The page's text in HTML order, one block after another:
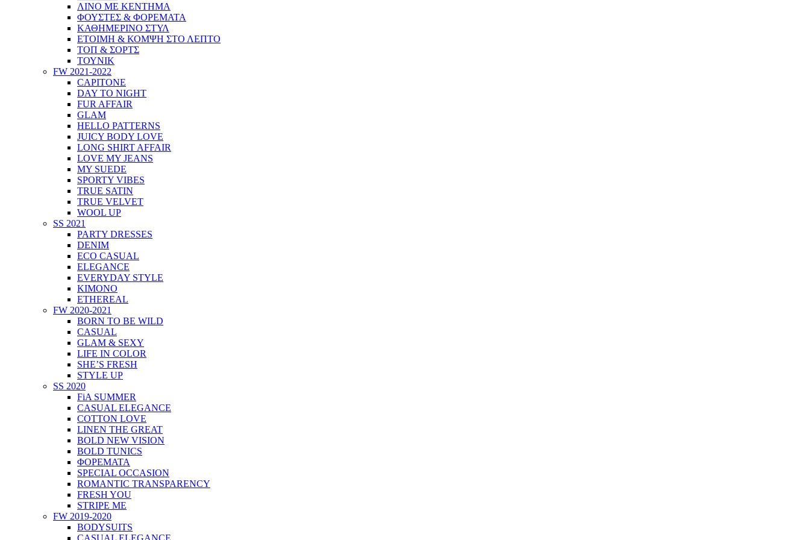
ΛΙΝΟ ΜΕ ΚΕΝΤΗΜΑ
ΦΟΥΣΤΕΣ & ΦΟΡΕΜΑΤΑ
ΚΑΘΗΜΕΡΙΝΟ ΣΤΥΛ
ΕΤΟΙΜΗ & ΚΟΜΨΗ ΣΤΟ ΛΕΠΤΟ
ΤΟΠ & ΣΟΡΤΣ
ΤΟΥΝΙΚ
FW 2021-2022
CAPITONE
DAY TO NIGHT
FUR AFFAIR
GLAM
HELLO PATTERNS
JUICY BODY LOVE
LONG SHIRT AFFAIR
LOVE MY JEANS
MY SUEDE
SPORTY VIBES
TRUE SATIN
TRUE VELVET
WOOL UP
SS 2021
PARTY DRESSES
DENIM
ECO CASUAL
ELEGANCE
EVERYDAY STYLE
KIMONO
ETHEREAL
FW 2020-2021
BORN TO BE WILD
CASUAL
GLAM & SEXY
LIFE IN COLOR
SHE’S FRESH
STYLE UP
SS 2020
FiA SUMMER
CASUAL ELEGANCE
COTTON LOVE
LINEN THE GREAT
BOLD NEW VISION
BOLD TUNICS
ΦΟΡΕΜΑΤΑ
SPECIAL OCCASION
ROMANTIC TRANSPARENCY
FRESH YOU
STRIPE ME
FW 2019-2020
BODYSUITS
CASUAL ELEGANCE